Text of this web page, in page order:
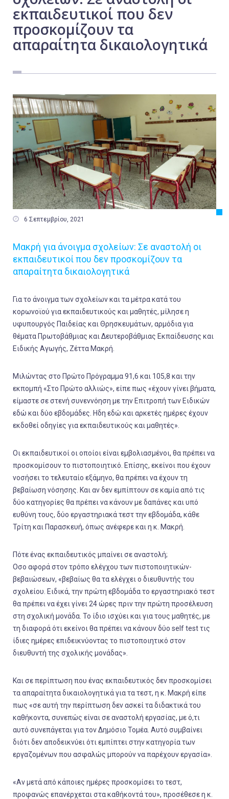
εκπαιδευτικοί που δεν
προσκομίζουν τα
απαραίτητα δικαιολογητικά
 6 Σεπτεμβρίου, 2021
Μακρή για άνοιγμα σχολείων: Σε αναστολή οι
εκπαιδευτικοί που δεν προσκομίζουν τα
απαραίτητα δικαιολογητικά
Για το άνοιγμα των σχολείων και τα μέτρα κατά του
κορωνοϊού για εκπαιδευτικούς και μαθητές, μίλησε η
υφυπουργός Παιδείας και Θρησκευμάτων, αρμόδια για
θέματα Πρωτοβάθμιας και Δευτεροβάθμιας Εκπαίδευσης και
Ειδικής Αγωγής, Ζέττα Μακρή.
Μιλώντας στο Πρώτο Πρόγραμμα 91,6 και 105,8 και την
εκπομπή «Στο Πρώτο αλλιώς», είπε πως «έχουν γίνει βήματα,
είμαστε σε στενή συνεννόηση με την Επιτροπή των Ειδικών
εδώ και δύο εβδομάδες. Ηδη εδώ και αρκετές ημέρες έχουν
εκδοθεί οδηγίες για εκπαιδευτικούς και μαθητές».
Οι εκπαιδευτικοί οι οποίοι είναι εμβολιασμένοι, θα πρέπει να
προσκομίσουν το πιστοποιητικό. Επίσης, εκείνοι που έχουν
νοσήσει το τελευταίο εξάμηνο, θα πρέπει να έχουν τη
βεβαίωση νόσησης. Και αν δεν εμπίπτουν σε καμία από τις
δύο κατηγορίες θα πρέπει να κάνουν με δαπάνες και υπό
ευθύνη τους, δύο εργαστηριακά τεστ την εβδομάδα, κάθε
Τρίτη και Παρασκευή, όπως ανέφερε και η κ. Μακρή.
Πότε ένας εκπαιδευτικός μπαίνει σε αναστολή;
Οσο αφορά στον τρόπο ελέγχου των πιστοποιητικών-
βεβαιώσεων, «βεβαίως θα τα ελέγχει ο διευθυντής του
σχολείου. Ειδικά, την πρώτη εβδομάδα το εργαστηριακό τεστ
θα πρέπει να έχει γίνει 24 ώρες πριν την πρώτη προσέλευση
στη σχολική μονάδα. Το ίδιο ισχύει και για τους μαθητές, με
τη διαφορά ότι εκείνοι θα πρέπει να κάνουν δύο self test τις
ίδιες ημέρες επιδεικνύοντας το πιστοποιητικό στον
διευθυντή της σχολικής μονάδας».
Και σε περίπτωση που ένας εκπαιδευτικός δεν προσκομίσει
τα απαραίτητα δικαιολογητικά για τα τεστ, η κ. Μακρή είπε
πως «σε αυτή την περίπτωση δεν ασκεί τα διδακτικά του
καθήκοντα, συνεπώς είναι σε αναστολή εργασίας, με ό,τι
αυτό συνεπάγεται για τον Δημόσιο Τομέα. Αυτό συμβαίνει
διότι δεν αποδεικνύει ότι εμπίπτει στην κατηγορία των
εργαζομένων που ασφαλώς μπορούν να παρέχουν εργασία».
«Αν μετά από κάποιες ημέρες προσκομίσει το τεστ,
προφανώς επανέρχεται στα καθήκοντά του», προσέθεσε η κ.
Εργασία
Ελλάδα
Κόσμος
Οικονομία
Πολιτική
Αθλητικά
Αστυνομικό Δελτίο